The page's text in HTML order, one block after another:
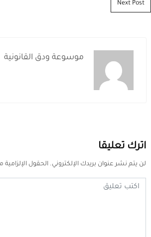
Post navigation
Next Post
موسوعة ودق القانونية
اترك تعليقا
لن يتم نشر عنوان بريدك الإلكتروني. الحقول الإلزامية